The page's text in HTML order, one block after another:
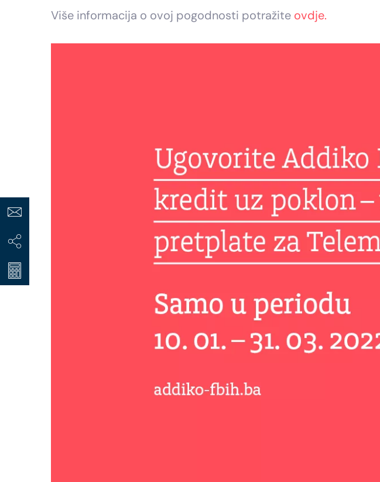
Više informacija o ovoj pogodnosti potražite ovdje.